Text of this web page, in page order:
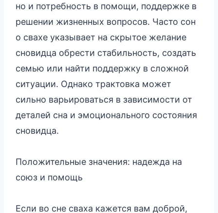
но и потребность в помощи, поддержке в
решении жизненных вопросов. Часто сон
о свахе указывает на скрытое желание
сновидца обрести стабильность, создать
семью или найти поддержку в сложной
ситуации. Однако трактовка может
сильно варьироваться в зависимости от
деталей сна и эмоционального состояния
сновидца.
Положительные значения: надежда на
союз и помощь
Если во сне сваха кажется вам доброй,